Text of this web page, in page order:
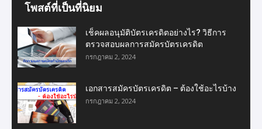
โพสต์ที่เป็นที่นิยม
เช็คผลอนุมัติบัตรเครดิตอย่างไร? วิธีการ
ตรวจสอบผลการสมัครบัตรเครดิต
กรกฎาคม 2, 2024
เอกสารสมัครบัตรเครดิต – ต้องใช้อะไรบ้าง
กรกฎาคม 2, 2024